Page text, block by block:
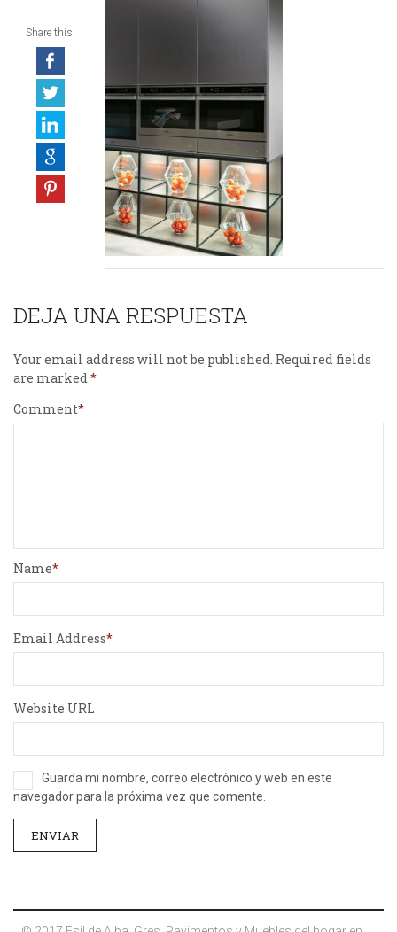
Share this:
DEJA UNA RESPUESTA
Your email address will not be published. Required fields
are marked
Comment
Name
Email Address
Website URL
Guarda mi nombre, correo electrónico y web en este
navegador para la próxima vez que comente.